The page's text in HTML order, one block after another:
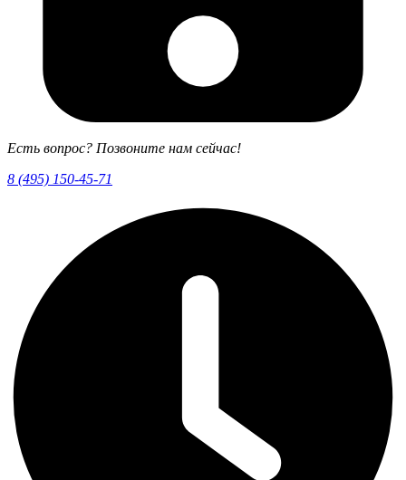
Есть вопрос? Позвоните нам сейчас!
8 (495) 150-45-71